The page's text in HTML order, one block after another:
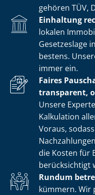
gehören TÜV,
Einhaltung
lokalen
Gesetzeslage
bestens.
immer ein.
Faires
transparent,
Unsere
Kalkulation
Voraus,
die Kosten für
berücksichtigt
Rundum
kümmern. Wir